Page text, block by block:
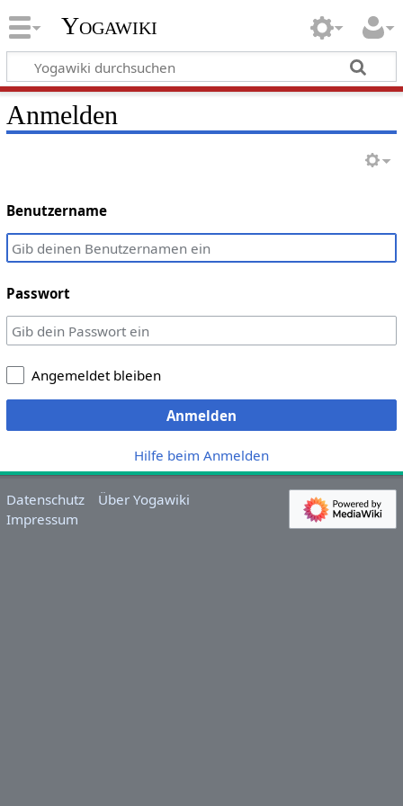
Yogawiki
Anmelden
Benutzername
Passwort
Angemeldet bleiben
Anmelden
Hilfe beim Anmelden
Datenschutz
Über Yogawiki
Impressum